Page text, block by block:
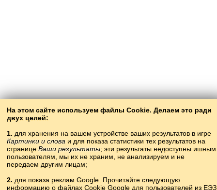
На этом сайте используем файлы Cookie. Делаем это ради
двух целей:
1. для хранения на вашем устройстве ваших результатов в игре
Картинки и слова и для показа статистики тех результатов на
странице Ваши результаты; эти результаты недоступны ишным
пользователям, мы их не храним, не анализируем и не
передаем другим лицам;
2. для показа реклам Google. Прочитайте следующую
информацию о файлах Cookie Google для пользователей из ЕЭЗ